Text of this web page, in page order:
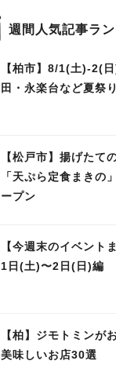
週間人気記事ラ
【柏市】8/1(土)‐2(
田・永楽台など夏祭
【松戸市】揚げたて
「天ぷら定食まきの
ープン
【今週末のイベント
1日(土)〜2日(日)編
【柏】ジモトミンが
美味しいお店30選